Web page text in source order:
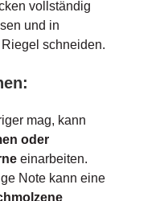
vollständig
und in
schneiden.
mag, kann
oder
einarbeiten.
Note kann eine